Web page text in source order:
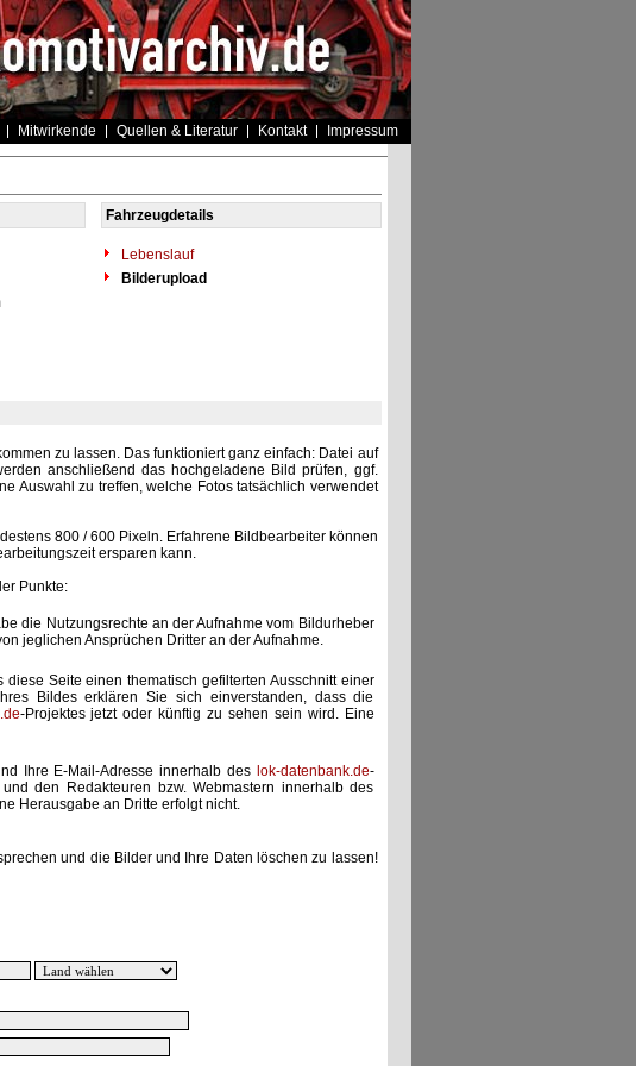
Mitwirkende Quellen & Literatur Kontakt Impressum
Fahrzeugdetails
Lebenslauf
Bilderupload
zu lassen. Das funktioniert ganz einfach: Datei auf
anschließend das hochgeladene Bild prüfen, ggf.
Auswahl zu treffen, welche Fotos tatsächlich verwendet
800 / 600 Pixeln. Erfahrene Bildbearbeiter können
ersparen kann.
Punkte:
die Nutzungsrechte an der Aufnahme vom Bildurheber
jeglichen Ansprüchen Dritter an der Aufnahme.
diese Seite einen thematisch gefilterten Ausschnitt einer
Bildes erklären Sie sich einverstanden, dass die
-Projektes jetzt oder künftig zu sehen sein wird. Eine
Ihre E-Mail-Adresse innerhalb des lok-datenbank.de-
den Redakteuren bzw. Webmastern innerhalb des
Herausgabe an Dritte erfolgt nicht.
und die Bilder und Ihre Daten löschen zu lassen!